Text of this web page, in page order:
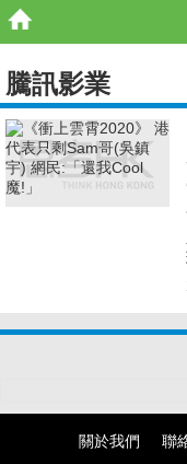
騰訊影業
關於我們 聯